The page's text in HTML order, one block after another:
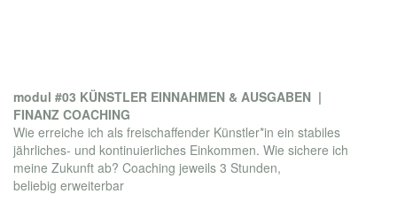
modul #03 KÜNSTLER EINNAHMEN & AUSGABEN |
FINANZ COACHING
Wie erreiche ich als freischaffender Künstler*in ein stabiles
jährliches- und kontinuierliches Einkommen. Wie sichere ich
meine Zukunft ab? Coaching jeweils 3 Stunden,
beliebig erweiterbar